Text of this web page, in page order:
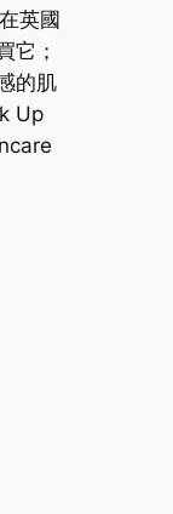
英國
它；
的肌
Up